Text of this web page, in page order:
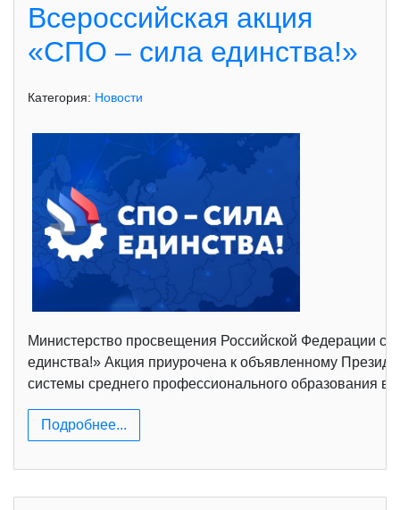
Всероссийская акция
«СПО – сила единства!»
Категория: Новости
Министерство просвещения Российской Федерации
единства!» Акция приурочена к объявленному
системы среднего профессионального образования в
Подробнее...